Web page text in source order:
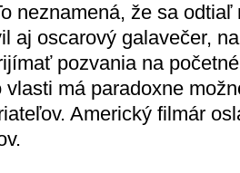
neznamená, že sa
aj oscarový galavečer,
pozvania na
má paradoxne
Americký filmár